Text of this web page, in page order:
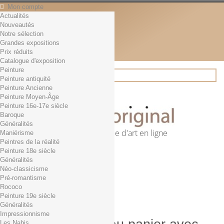
Mon compte
Contact
Français
English
Français
Actualités
Rechercher
Première librairie d'art en ligne
Panier (vide)
Aucun produit
0,01€ dès 29€ d'achat
0,00 € Total
Commander
Actualités
Nouveautés
Notre sélection
Grandes expositions
Prix réduits
Catalogue d'exposition
Peinture
Peinture antiquité
Peinture Ancienne
Peinture Moyen-Âge
Peinture 16e-17e siècle
Baroque
Généralités
Maniérisme
Peintres de la réalité
Peinture 18e siècle
Généralités
Néo-classicisme
Pré-romantisme
Rococo
Peinture 19e siècle
Généralités
Impressionnisme